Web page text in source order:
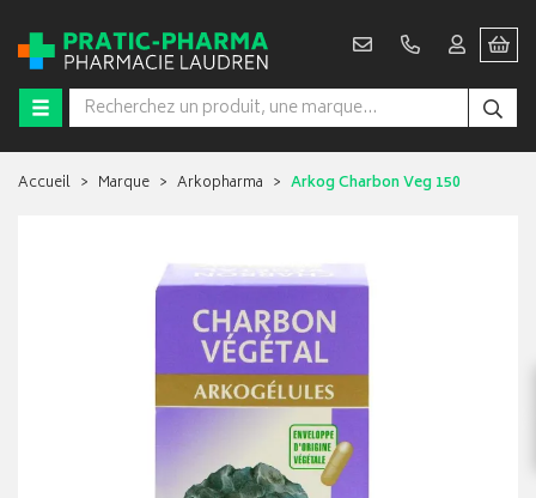
Accueil Marque Arkopharma Arkog Charbon Veg 150